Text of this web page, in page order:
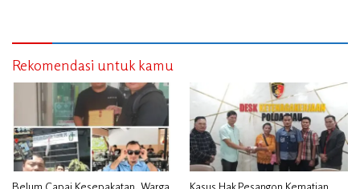
Rekomendasi untuk kamu